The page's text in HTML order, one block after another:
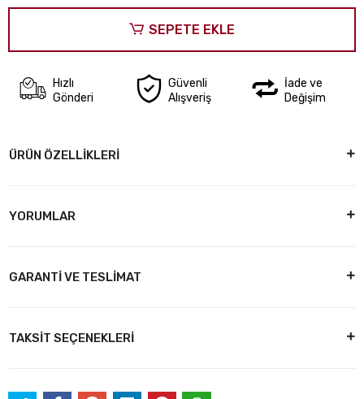
SEPETE EKLE
Hızlı
Gönderi
Güvenli
Alışveriş
İade ve
Değişim
ÜRÜN ÖZELLİKLERİ
YORUMLAR
GARANTİ VE TESLİMAT
TAKSİT SEÇENEKLERİ